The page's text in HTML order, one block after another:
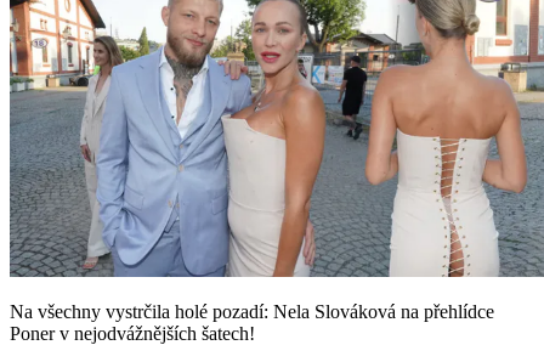
Na všechny vystrčila holé pozadí: Nela Slováková na přehlídce
Poner v nejodvážnějších šatech!